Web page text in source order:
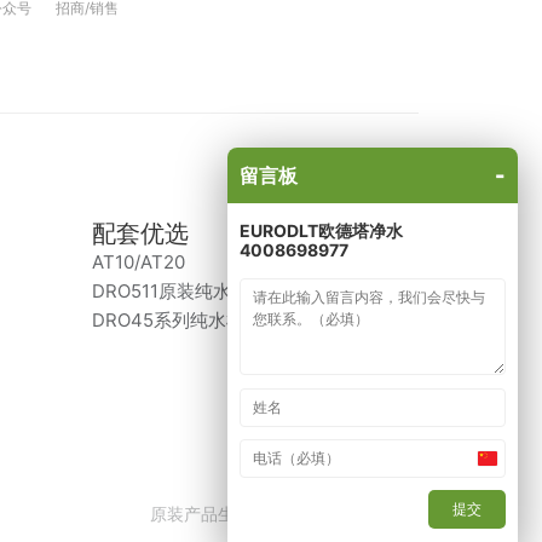
号 招商/销售
配套优选
AT10/AT20
DRO511原装纯水机
DRO45系列纯水机（已停产）
原装产品生产商：意大利、比利时
留言板 -
EURODLT欧德塔净水
4008698977
China
+86
提交